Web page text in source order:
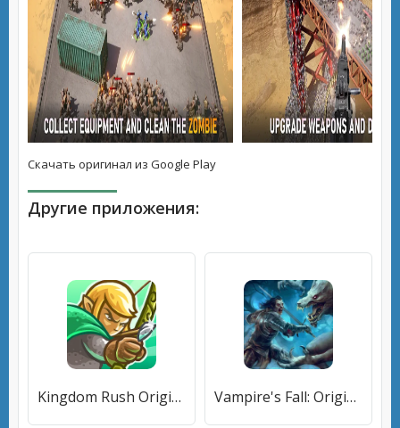
Скачать оригинал из Google Play
Другие приложения:
Kingdom Rush Origins TD (Кингдом Раш Ориджинс) [МОД Меню] APK Android Vampire's Fall: Origins RPG [МОД Бесконечные монеты] APK Android